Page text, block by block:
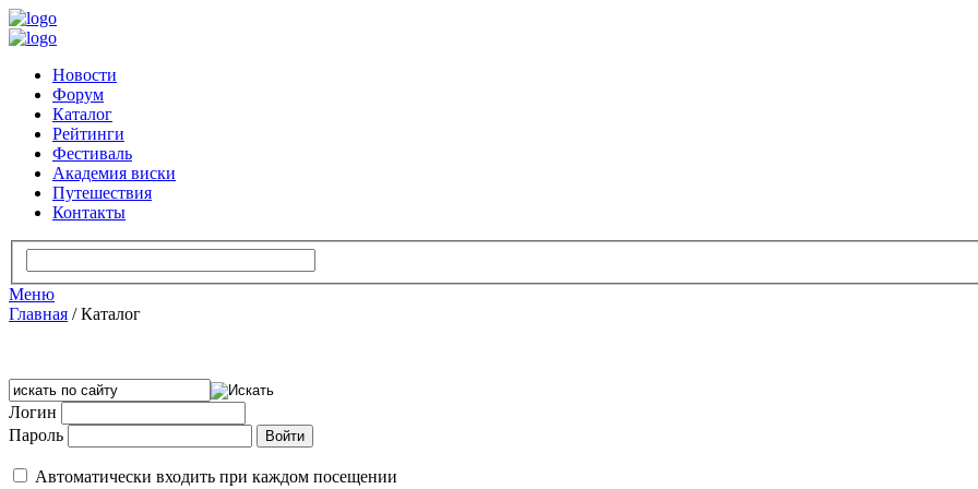
Новости
Форум
Каталог
Рейтинги
Фестиваль
Академия виски
Путешествия
Контакты
Меню
Главная /Каталог
Логин
Пароль
Автоматически входить при каждом посещении